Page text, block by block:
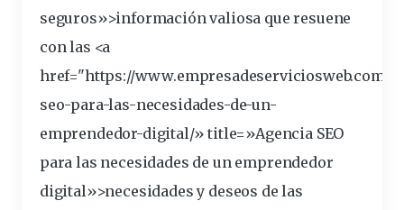
seguros»>información valiosa que resuene
con las <a
href="https://www.empresadeserviciosweb.com/
seo-para-las-necesidades-de-un-
emprendedor-digital/» title=»Agencia SEO
para las necesidades de un emprendedor
digital»>necesidades y deseos de las